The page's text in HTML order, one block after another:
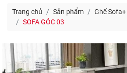
Trang chủ Sản phẩm Ghế Sofa+
SOFA GÓC 03